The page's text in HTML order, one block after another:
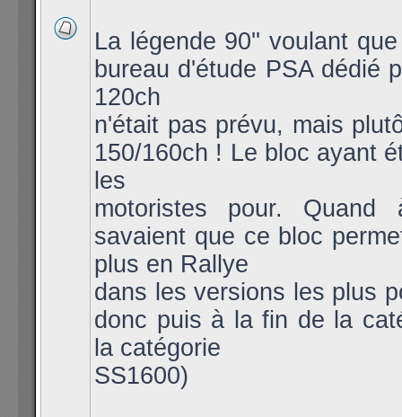
La légende 90'' voulant
bureau d'étude PSA dédié
120ch
n'était pas prévu, mais
150/160ch ! Le bloc ayant
les
motoristes pour.
savaient que ce bloc
plus en Rallye
dans les versions les plus
donc puis à la fin de la
la catégorie
SS1600)